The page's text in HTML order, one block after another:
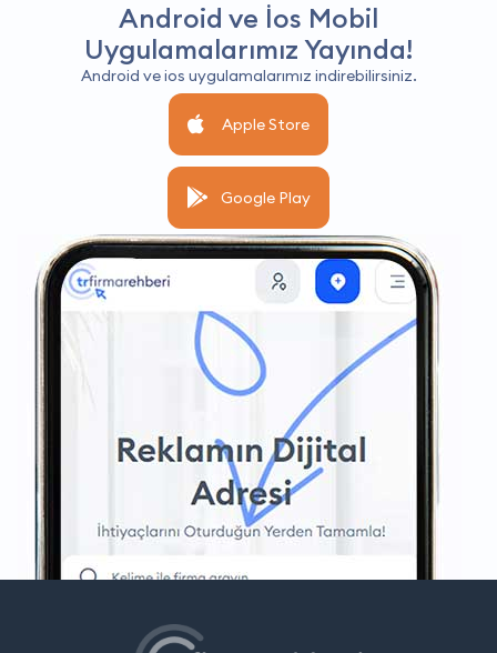
Android ve İos Mobil
Uygulamalarımız Yayında!
Android ve ios uygulamalarımız indirebilirsiniz.
Apple Store
Google Play